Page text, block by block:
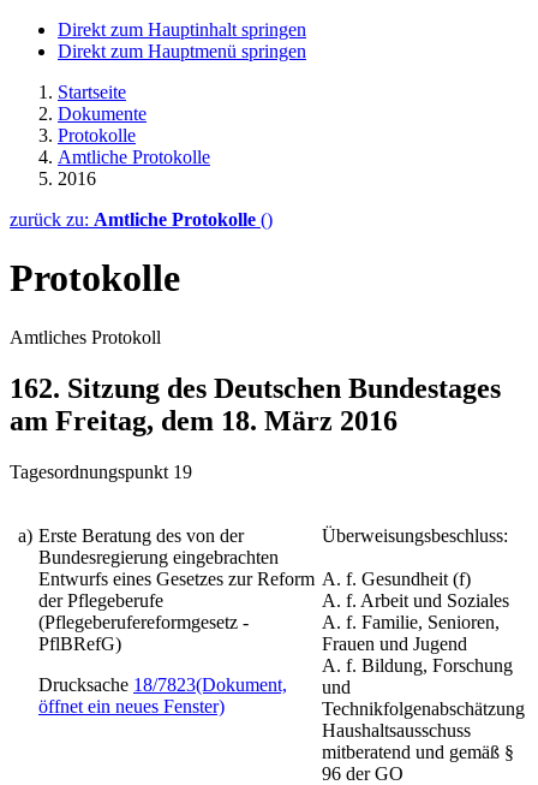
Direkt zum Hauptinhalt springen
Direkt zum Hauptmenü springen
Startseite
Dokumente
Protokolle
Amtliche Protokolle
2016
zurück zu: Amtliche Protokolle ()
Protokolle
Amtliches Protokoll
162. Sitzung des Deutschen Bundestages
am Freitag, dem 18. März 2016
Tagesordnungspunkt 19
a) Erste Beratung des von der
Bundesregierung eingebrachten
Entwurfs eines Gesetzes zur Reform
der Pflegeberufe
(Pflegeberufereformgesetz -
PflBRefG)
Drucksache 18/7823(Dokument,
öffnet ein neues Fenster)
Überweisungsbeschluss:
A. f. Gesundheit (f)
A. f. Arbeit und Soziales
A. f. Familie, Senioren,
Frauen und Jugend
A. f. Bildung, Forschung
und
Technikfolgenabschätzung
Haushaltsausschuss
mitberatend und gemäß §
96 der GO